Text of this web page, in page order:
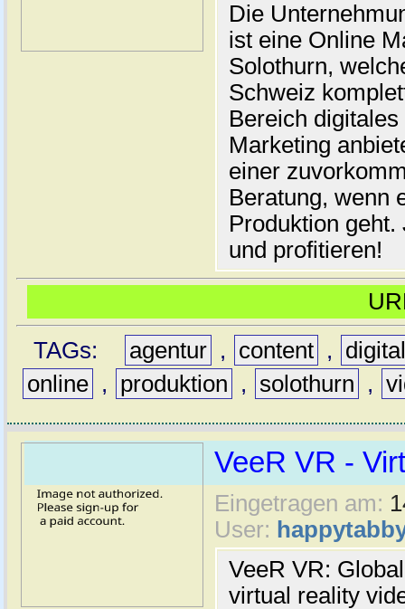
Die
ist eine Online
Solothurn,
Schweiz
Bereich
Marketing
einer
Beratung, wenn
Produktion
und profitieren!
TAGs:
agentur , content ,
online , produktion , solothurn ,
VeeR VR -
Eingetragen am:
User:
VeeR VR:
virtual reality